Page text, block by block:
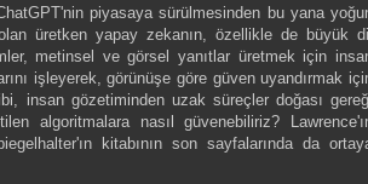
piyasaya sürülmesinden bu yana
üretken yapay zekanın, özellikle de büyük dil
metinsel ve görsel yanıtlar üretmek için
işleyerek, görünüşe göre güven uyandırmak
insan gözetiminden uzak süreçler doğası
algoritmalara nasıl güvenebiliriz?
kitabının son sayfalarında da